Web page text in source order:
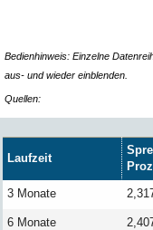
Bedienhinweis: Einzelne
aus- und wieder einblenden.
Quellen:
Laufzeit
3 Monate
6 Monate